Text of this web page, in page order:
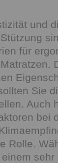
und
für
Sie
Auch
bei
Rolle.
sehr